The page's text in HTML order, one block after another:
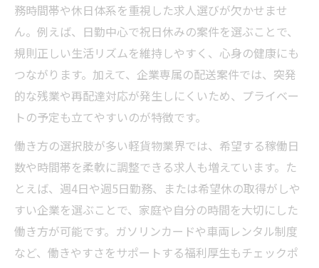
務時間帯や休日体系を重視した求人選びが欠かせませ
ん。例えば、日勤中心で祝日休みの案件を選ぶことで、
規則正しい生活リズムを維持しやすく、心身の健康にも
つながります。加えて、企業専属の配送案件では、突発
的な残業や再配達対応が発生しにくいため、プライベー
トの予定も立てやすいのが特徴です。
働き方の選択肢が多い軽貨物業界では、希望する稼働日
数や時間帯を柔軟に調整できる求人も増えています。た
とえば、週4日や週5日勤務、または希望休の取得がしや
すい企業を選ぶことで、家庭や自分の時間を大切にした
働き方が可能です。ガソリンカードや車両レンタル制度
など、働きやすさをサポートする福利厚生もチェックポ